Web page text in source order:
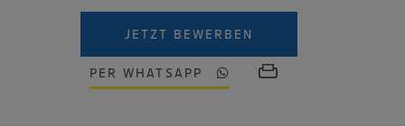
JETZT BEWERBEN
PER WHATSAPP